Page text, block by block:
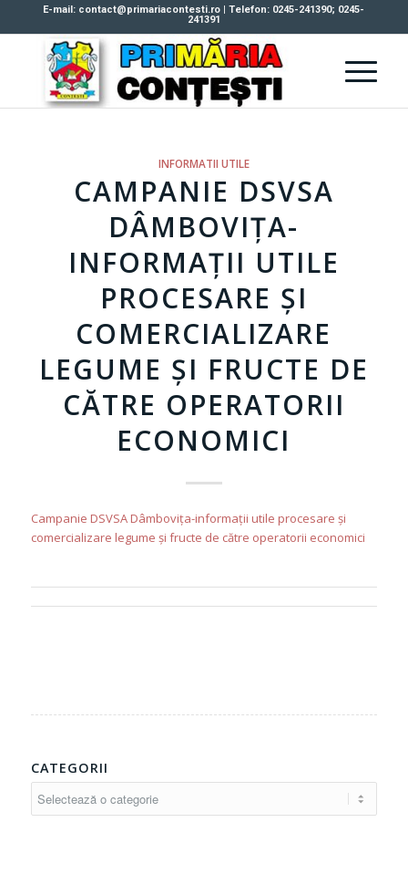
E-mail: contact@primariacontesti.ro | Telefon: 0245-241390; 0245-
241391
INFORMATII UTILE
CAMPANIE DSVSA
DÂMBOVIȚA-
INFORMAȚII UTILE
PROCESARE ȘI
COMERCIALIZARE
LEGUME ȘI FRUCTE DE
CĂTRE OPERATORII
ECONOMICI
Campanie DSVSA Dâmbovița-informații utile procesare și
comercializare legume și fructe de către operatorii economici
CATEGORII